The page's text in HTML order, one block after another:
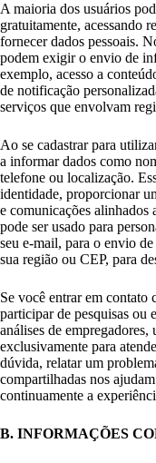
A maioria dos usuários
gratuitamente, acessando
fornecer dados pessoais.
podem exigir o envio de
exemplo, acesso a
de notificação
serviços que envolvam
Ao se cadastrar para
a informar dados como
telefone ou localização.
identidade, proporcionar
e comunicações alinhados
pode ser usado para
seu e-mail, para o envio
sua região ou CEP, para
Se você entrar em
participar de pesquisas ou
análises de
exclusivamente para
dúvida, relatar um
compartilhadas nos
continuamente a
B. INFORMAÇÕES